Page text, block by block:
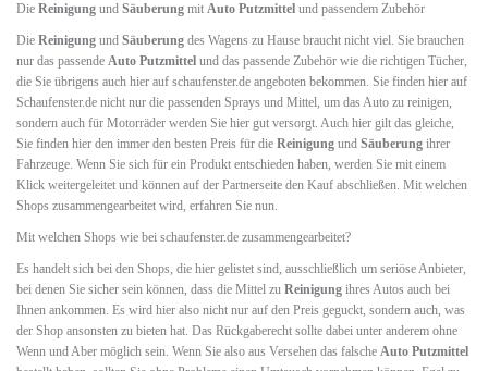
Die Reinigung und Säuberung mit Auto Putzmittel und passendem Zubehör
Die Reinigung und Säuberung des Wagens zu Hause braucht nicht viel. Sie brauchen
nur das passende Auto Putzmittel und das passende Zubehör wie die richtigen Tücher,
die Sie übrigens auch hier auf schaufenster.de angeboten bekommen. Sie finden hier auf
Schaufenster.de nicht nur die passenden Sprays und Mittel, um das Auto zu reinigen,
sondern auch für Motorräder werden Sie hier gut versorgt. Auch hier gilt das gleiche,
Sie finden hier den immer den besten Preis für die Reinigung und Säuberung ihrer
Fahrzeuge. Wenn Sie sich für ein Produkt entschieden haben, werden Sie mit einem
Klick weitergeleitet und können auf der Partnerseite den Kauf abschließen. Mit welchen
Shops zusammengearbeitet wird, erfahren Sie nun.
Mit welchen Shops wie bei schaufenster.de zusammengearbeitet?
Es handelt sich bei den Shops, die hier gelistet sind, ausschließlich um seriöse Anbieter,
bei denen Sie sicher sein können, dass die Mittel zu Reinigung ihres Autos auch bei
Ihnen ankommen. Es wird hier also nicht nur auf den Preis geguckt, sondern auch, was
der Shop ansonsten zu bieten hat. Das Rückgaberecht sollte dabei unter anderem ohne
Wenn und Aber möglich sein. Wenn Sie also aus Versehen das falsche Auto Putzmittel